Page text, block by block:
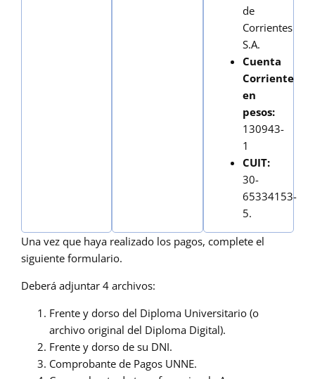
de
Corrientes
S.A.
Cuenta
Corriente
en
pesos:
130943-
1
CUIT:
30-
65334153-
5.
Una vez que haya realizado los pagos, complete el
siguiente formulario.
Deberá adjuntar 4 archivos:
Frente y dorso del Diploma Universitario (o
archivo original del Diploma Digital).
Frente y dorso de su DNI.
Comprobante de Pagos UNNE.